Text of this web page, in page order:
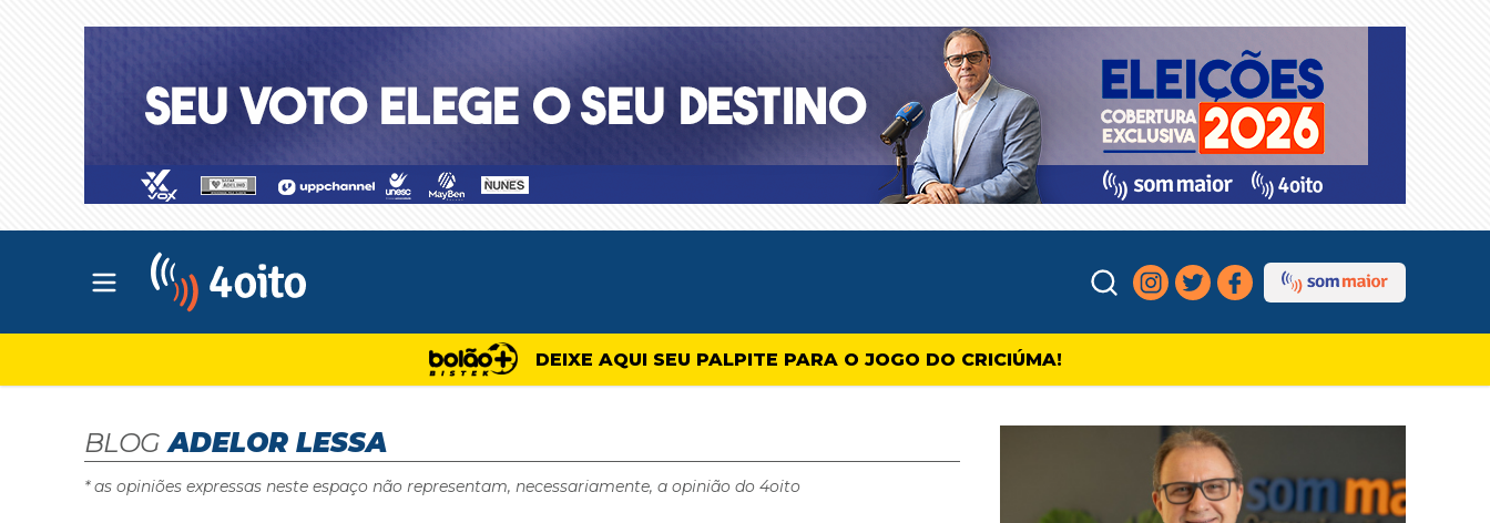
Abrir menu principal
DEIXE AQUI SEU PALPITE PARA O JOGO DO CRICIÚMA!
BLOG ADELOR LESSA
* as opiniões expressas neste espaço não representam, necessariamente, a opinião do 4oito